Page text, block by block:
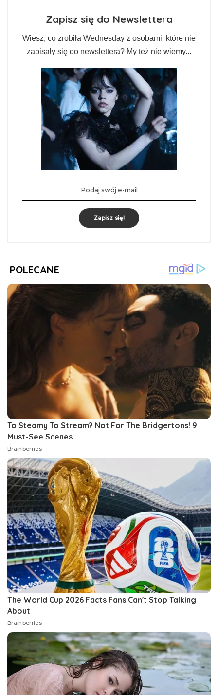
Zapisz się do Newslettera
Wiesz, co zrobiła Wednesday z osobami, które nie
zapisały się do newslettera? My też nie wiemy...
Zapisz się!